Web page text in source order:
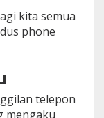
kita semua
phone
telepon
mengaku